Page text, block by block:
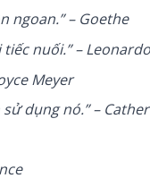
ngoan.” – Goethe
nuối.” –
Meyer
dụng nó.” –